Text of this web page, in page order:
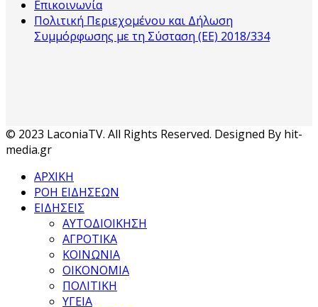
Επικοινωνία
Πολιτική Περιεχομένου και Δήλωση
Συμμόρφωσης με τη Σύσταση (ΕΕ) 2018/334
© 2023 LaconiaTV. All Rights Reserved. Designed By hit-
media.gr
ΑΡΧΙΚΗ
ΡΟΗ ΕΙΔΗΣΕΩΝ
ΕΙΔΗΣΕΙΣ
ΑΥΤΟΔΙΟΙΚΗΣΗ
ΑΓΡΟΤΙΚΑ
ΚΟΙΝΩΝΙΑ
ΟΙΚΟΝΟΜΙΑ
ΠΟΛΙΤΙΚΗ
ΥΓΕΙΑ